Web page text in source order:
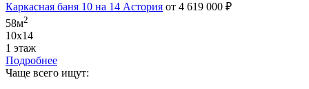
Каркасная баня 10 на 14 Астория от 4 619 000 ₽
58м2
10х14
1 этаж
Подробнее
Чаще всего ищут: